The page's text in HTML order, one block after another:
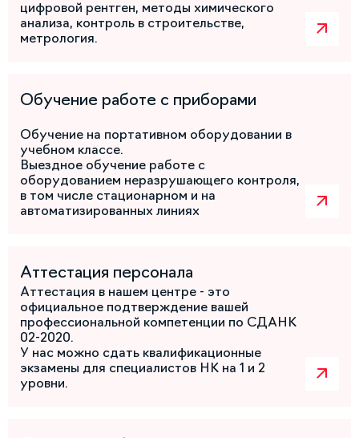
цифровой рентген, методы химического
анализа, контроль в строительстве,
метрология.
Обучение работе с приборами
Обучение на портативном оборудовании в
учебном классе.
Выездное обучение работе с
оборудованием неразрушающего контроля,
в том числе стационарном и на
автоматизированных линиях
Аттестация персонала
Аттестация в нашем центре - это
официальное подтверждение вашей
профессиональной компетенции по СДАНК
02-2020.
У нас можно сдать квалификационные
экзамены для специалистов НК на 1 и 2
уровни.